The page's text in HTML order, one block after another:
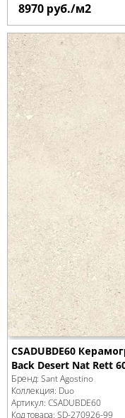
8970 руб./м2
CSADUBDE60
Back Desert Nat Rett
Бренд: Sant Agostino
Коллекция: Duo
Артикул: CSADUBDE60
Код товара: SD-270926-99